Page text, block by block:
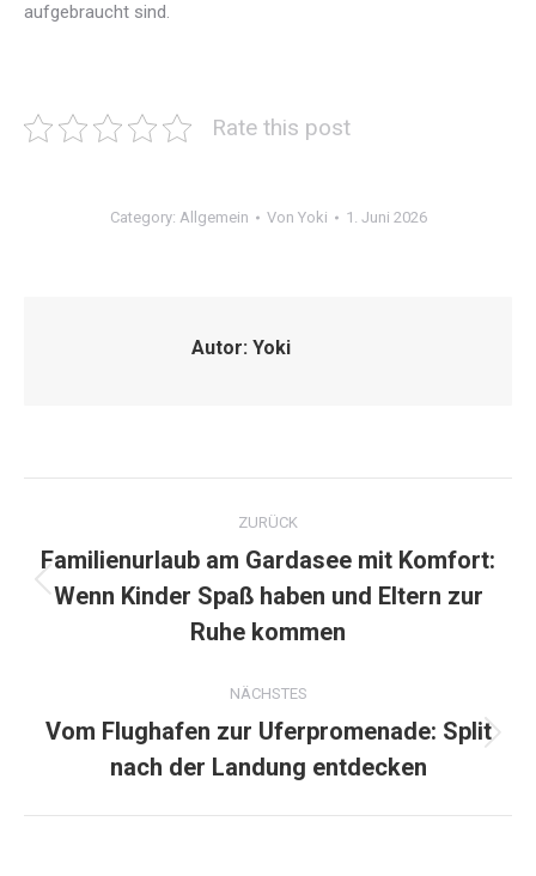
aufgebraucht sind.
Rate this post
Category: Allgemein Von Yoki 1. Juni 2026
Autor: Yoki
Kommentarnavigation
ZURÜCK
Vorheriger
Beitrag:
Familienurlaub am Gardasee mit Komfort:
Wenn Kinder Spaß haben und Eltern zur
Ruhe kommen
NÄCHSTES
Nächster
Beitrag:
Vom Flughafen zur Uferpromenade: Split
nach der Landung entdecken